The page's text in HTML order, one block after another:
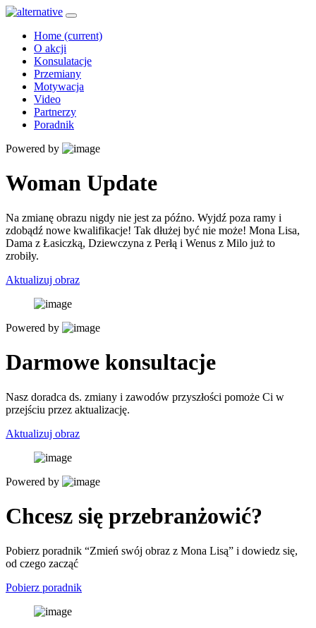
Home (current)
O akcji
Konsulatacje
Przemiany
Motywacja
Video
Partnerzy
Poradnik
Powered by
Woman Update
Na zmianę obrazu nigdy nie jest za późno. Wyjdź poza ramy i
zdobądź nowe kwalifikacje! Tak dłużej być nie może! Mona Lisa,
Dama z Łasiczką, Dziewczyna z Perłą i Wenus z Milo już to
zrobiły.
Aktualizuj obraz
Powered by
Darmowe konsultacje
Nasz doradca ds. zmiany i zawodów przyszłości pomoże Ci w
przejściu przez aktualizację.
Aktualizuj obraz
Powered by
Chcesz się przebranżowić?
Pobierz poradnik “Zmień swój obraz z Mona Lisą” i dowiedz się,
od czego zacząć
Pobierz poradnik